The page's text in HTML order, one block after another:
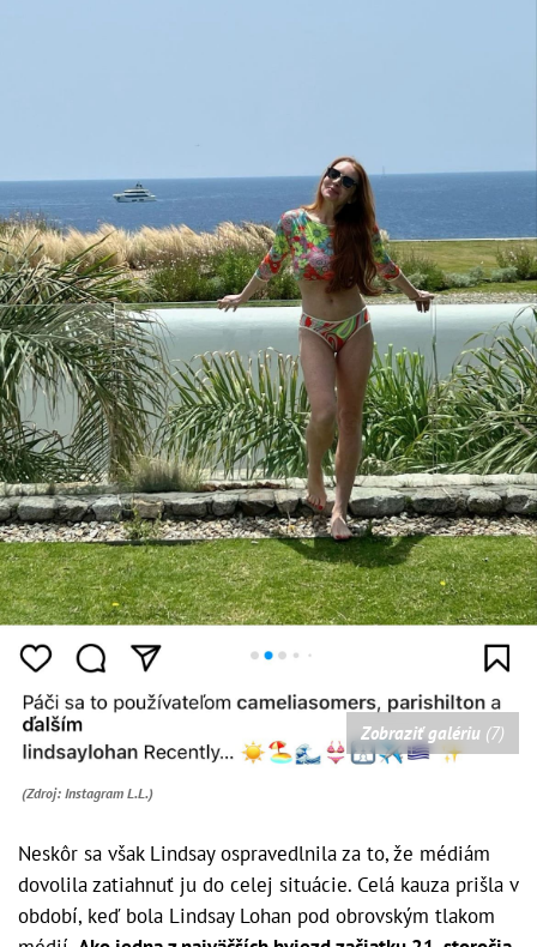
Zobraziť galériu (7)
(Zdroj: Instagram L.L.)
Neskôr sa však Lindsay ospravedlnila za to, že médiám
dovolila zatiahnuť ju do celej situácie. Celá kauza prišla v
období, keď bola Lindsay Lohan pod obrovským tlakom